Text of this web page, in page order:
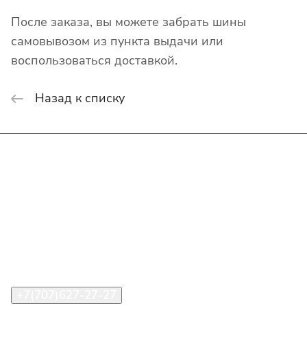
После заказа, вы можете забрать шины
самовывозом из пункта выдачи или
воспользоваться доставкой.
Назад к списку